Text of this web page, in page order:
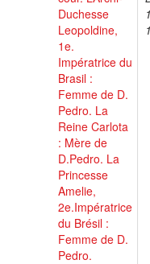
Duchesse
Leopoldine,
1e.
Impératrice du
Brasil :
Femme de D.
Pedro. La
Reine Carlota
: Mère de
D.Pedro. La
Princesse
Amelie,
2e.Impératrice
du Brésil :
Femme de D.
Pedro.